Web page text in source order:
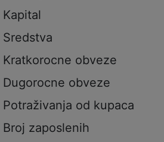
Kapital
Sredstva
Kratkorocne obveze
Dugorocne obveze
Potraživanja od kupaca
Broj zaposlenih